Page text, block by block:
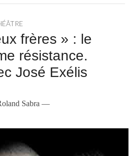
frères » : le
résistance.
José Exélis
Sabra —